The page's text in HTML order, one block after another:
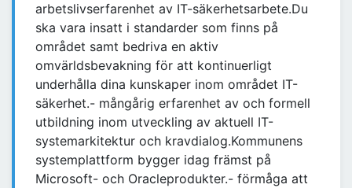
arbetslivserfarenhet av IT-säkerhetsarbete.Du
ska vara insatt i standarder som finns på
området samt bedriva en aktiv
omvärldsbevakning för att kontinuerligt
underhålla dina kunskaper inom området IT-
säkerhet.- mångårig erfarenhet av och formell
utbildning inom utveckling av aktuell IT-
systemarkitektur och kravdialog.Kommunens
systemplattform bygger idag främst på
Microsoft- och Oracleprodukter.- förmåga att